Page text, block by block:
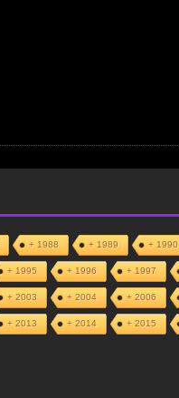
+ 1988 + 1989 + 1990
+ 1995 + 1996 + 1997
+ 2003 + 2004 + 2006
+ 2013 + 2014 + 2015